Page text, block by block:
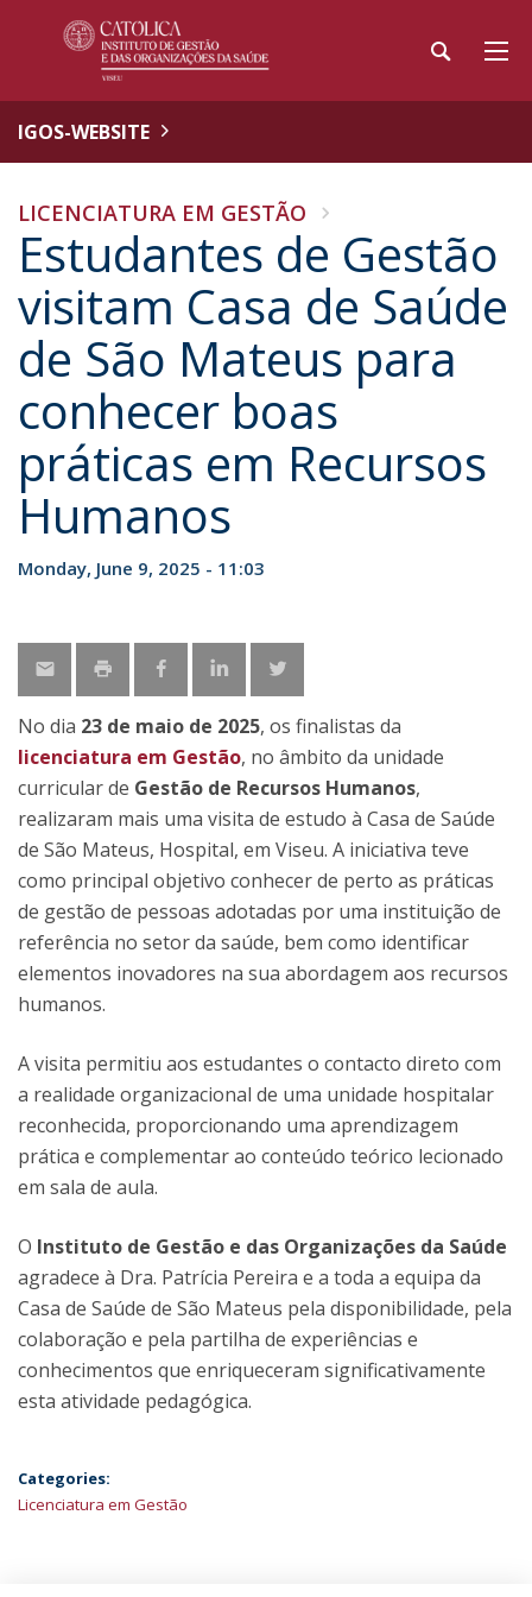
IGOS-WEBSITE
LICENCIATURA EM GESTÃO
Estudantes de Gestão
visitam Casa de Saúde
de São Mateus para
conhecer boas
práticas em Recursos
Humanos
Monday, June 9, 2025 - 11:03
No dia 23 de maio de 2025, os finalistas da
licenciatura em Gestão, no âmbito da unidade
curricular de Gestão de Recursos Humanos,
realizaram mais uma visita de estudo à Casa de Saúde
de São Mateus, Hospital, em Viseu. A iniciativa teve
como principal objetivo conhecer de perto as práticas
de gestão de pessoas adotadas por uma instituição de
referência no setor da saúde, bem como identificar
elementos inovadores na sua abordagem aos recursos
humanos.
A visita permitiu aos estudantes o contacto direto com
a realidade organizacional de uma unidade hospitalar
reconhecida, proporcionando uma aprendizagem
prática e complementar ao conteúdo teórico lecionado
em sala de aula.
O Instituto de Gestão e das Organizações da Saúde
agradece à Dra. Patrícia Pereira e a toda a equipa da
Casa de Saúde de São Mateus pela disponibilidade, pela
colaboração e pela partilha de experiências e
conhecimentos que enriqueceram significativamente
esta atividade pedagógica.
Categories:
Licenciatura em Gestão